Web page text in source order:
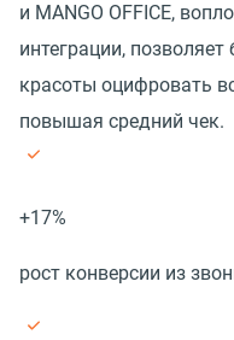
и MANGO OFFICE,
интеграции,
красоты оцифровать
повышая средний чек.
+17%
рост конверсии из